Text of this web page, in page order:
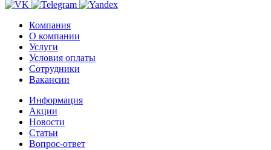
Компания
О компании
Услуги
Условия оплаты
Сотрудники
Вакансии
Информация
Акции
Новости
Статьи
Вопрос-ответ